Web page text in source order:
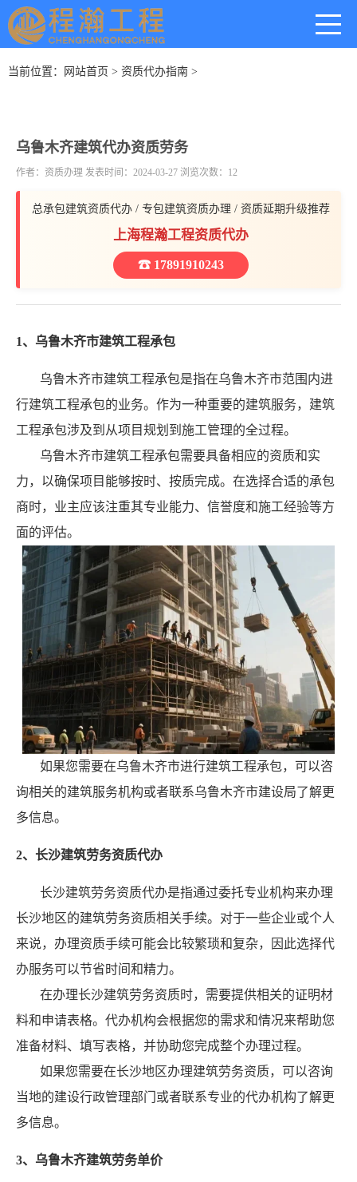
当前位置： 网站首页 > 资质代办指南 >
乌鲁木齐建筑代办资质劳务
作者：资质办理 发表时间：2024-03-27 浏览次数：12
总承包建筑资质代办 / 专包建筑资质办理 / 资质延期升级推荐
上海程瀚工程资质代办
☎ 17891910243
1、乌鲁木齐市建筑工程承包
乌鲁木齐市建筑工程承包是指在乌鲁木齐市范围内进
行建筑工程承包的业务。作为一种重要的建筑服务，建筑
工程承包涉及到从项目规划到施工管理的全过程。
乌鲁木齐市建筑工程承包需要具备相应的资质和实
力，以确保项目能够按时、按质完成。在选择合适的承包
商时，业主应该注重其专业能力、信誉度和施工经验等方
面的评估。
如果您需要在乌鲁木齐市进行建筑工程承包，可以咨
询相关的建筑服务机构或者联系乌鲁木齐市建设局了解更
多信息。
2、长沙建筑劳务资质代办
长沙建筑劳务资质代办是指通过委托专业机构来办理
长沙地区的建筑劳务资质相关手续。对于一些企业或个人
来说，办理资质手续可能会比较繁琐和复杂，因此选择代
办服务可以节省时间和精力。
在办理长沙建筑劳务资质时，需要提供相关的证明材
料和申请表格。代办机构会根据您的需求和情况来帮助您
准备材料、填写表格，并协助您完成整个办理过程。
如果您需要在长沙地区办理建筑劳务资质，可以咨询
当地的建设行政管理部门或者联系专业的代办机构了解更
多信息。
3、乌鲁木齐建筑劳务单价